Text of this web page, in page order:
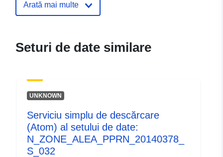
5e00faaacab4
Tip:
Resursă:
http://inspire.ec.europa.eu/
codelist/SpatialDataServiceType/
Arată mai multe
Seturi de date similare
UNKNOWN
Serviciu simplu de descărcare
(Atom) al setului de date:
N_ZONE_ALEA_PPRN_20140378_
S_032